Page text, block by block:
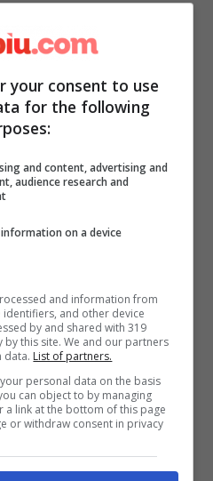
dolore
semplici sudditi agli
grandi personalità
e ilPrincipe William
Middleton, che
sotto choc
la notizia, tant’è
profilo ufficiale
testualmente
e tristiper la
, che ha dedicato
nel servire la sua
e le nostre
sua famiglia
colleghi”.
your consent to use
for the following
and content, advertising and
audience research and
on a device
and information from
and other device
by and shared with 319
this site. We and our partners
data. List of partners.
personal data on the basis
can object to by managing
link at the bottom of this page
or withdraw consent in privacy